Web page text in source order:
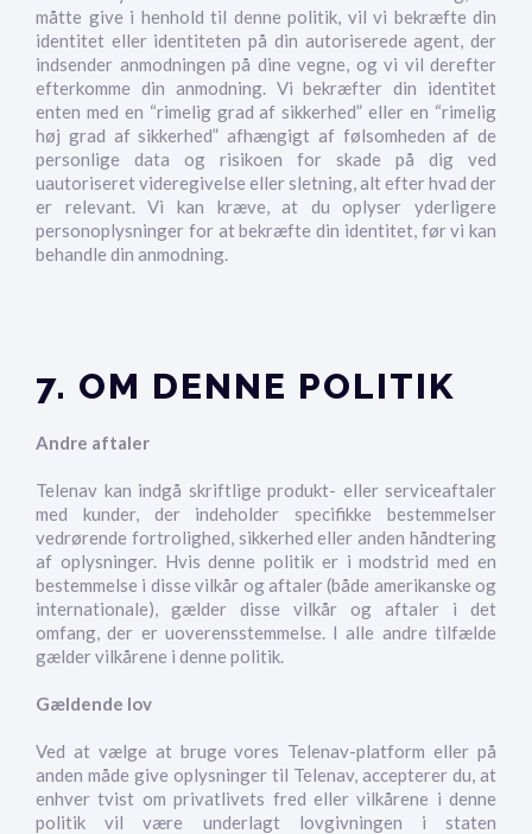
måtte give i henhold til denne politik, vil vi bekræfte din
identitet eller identiteten på din autoriserede agent, der
indsender anmodningen på dine vegne, og vi vil derefter
efterkomme din anmodning. Vi bekræfter din identitet
enten med en “rimelig grad af sikkerhed” eller en “rimelig
høj grad af sikkerhed” afhængigt af følsomheden af de
personlige data og risikoen for skade på dig ved
uautoriseret videregivelse eller sletning, alt efter hvad der
er relevant. Vi kan kræve, at du oplyser yderligere
personoplysninger for at bekræfte din identitet, før vi kan
behandle din anmodning.
7. OM DENNE POLITIK
Andre aftaler
Telenav kan indgå skriftlige produkt- eller serviceaftaler
med kunder, der indeholder specifikke bestemmelser
vedrørende fortrolighed, sikkerhed eller anden håndtering
af oplysninger. Hvis denne politik er i modstrid med en
bestemmelse i disse vilkår og aftaler (både amerikanske og
internationale), gælder disse vilkår og aftaler i det
omfang, der er uoverensstemmelse. I alle andre tilfælde
gælder vilkårene i denne politik.
Gældende lov
Ved at vælge at bruge vores Telenav-platform eller på
anden måde give oplysninger til Telenav, accepterer du, at
enhver tvist om privatlivets fred eller vilkårene i denne
politik vil være underlagt lovgivningen i staten